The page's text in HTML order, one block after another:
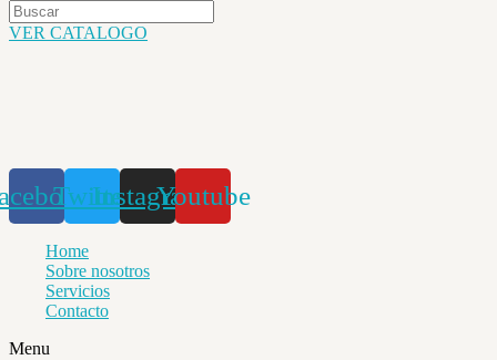
VER CATALOGO
TwitterInstagramYoutube
Home
Sobre nosotros
Servicios
Contacto
Menu